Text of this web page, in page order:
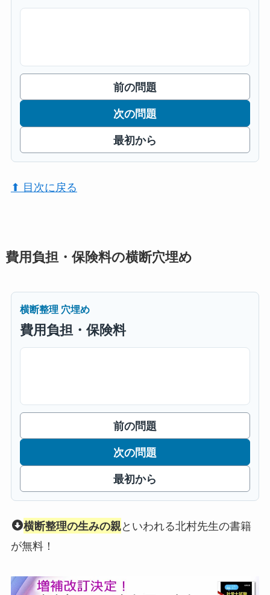
前の問題
次の問題
最初から
⬆︎ 目次に戻る
費用負担・保険料の横断穴埋め
横断整理 穴埋め
費用負担・保険料
前の問題
次の問題
最初から
横断整理の生みの親といわれる北村先生の書籍
が無料！